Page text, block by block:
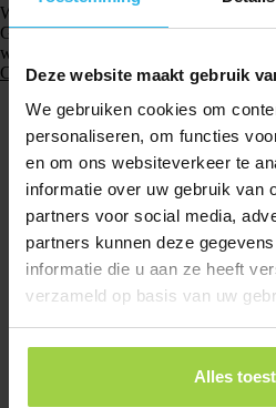
Deze website maakt gebruik
We gebruiken cookies om
personaliseren, om functies
en om ons websiteverkeer te
informatie over uw gebruik van
partners voor social media,
partners kunnen deze
informatie die u aan ze heeft
verzameld op basis van uw
Alles
W świecie nowoczesnych technologii
GPS i GPRS. Chociaż na pierwszy rzut
w rzeczywistości pełnią zupełnie inne
Czytaj więcej